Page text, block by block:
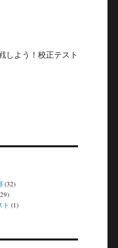
しよう！校正テスト
(32)
ト (1)